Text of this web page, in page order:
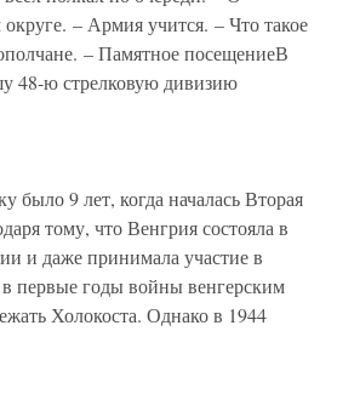
– Армия учится. – Что такое
– Памятное посещениеВ
48-ю стрелковую дивизию
9 лет, когда началась Вторая
тому, что Венгрия состояла в
и даже принимала участие в
первые годы войны венгерским
Холокоста. Однако в 1944